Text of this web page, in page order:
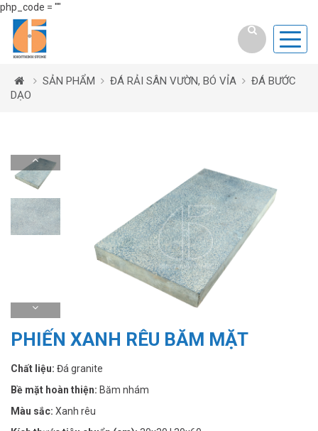
php_code = ""
SẢN PHẨM ĐÁ RẢI SÂN VƯỜN, BÓ VỈA
ĐÁ BƯỚC
DẠO
PHIẾN XANH RÊU BĂM MẶT
Chất liệu: Đá granite
Bề mặt hoàn thiện: Băm nhám
Màu sắc: Xanh rêu